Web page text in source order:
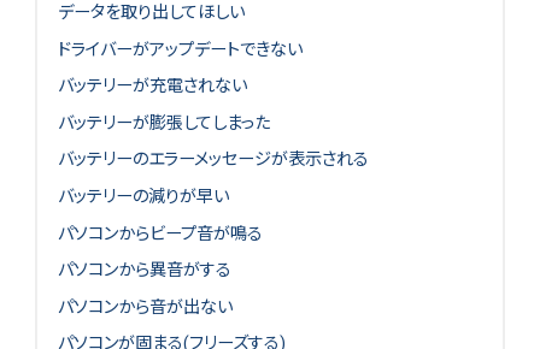
データを取り出してほしい
ドライバーがアップデートできない
バッテリーが充電されない
バッテリーが膨張してしまった
バッテリーのエラーメッセージが表示される
バッテリーの減りが早い
パソコンからビープ音が鳴る
パソコンから異音がする
パソコンから音が出ない
パソコンが固まる(フリーズする)